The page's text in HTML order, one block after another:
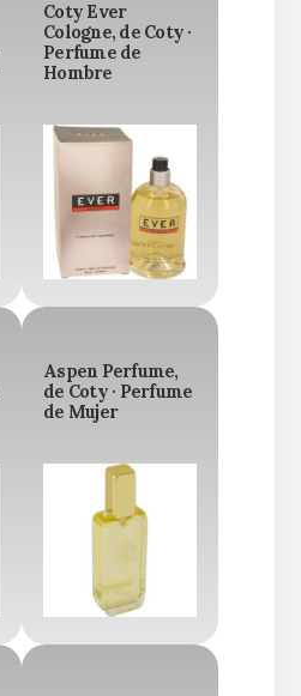
Coty Ever
Cologne, de Coty ·
Perfume de
Hombre
Aspen Perfume,
de Coty · Perfume
de Mujer